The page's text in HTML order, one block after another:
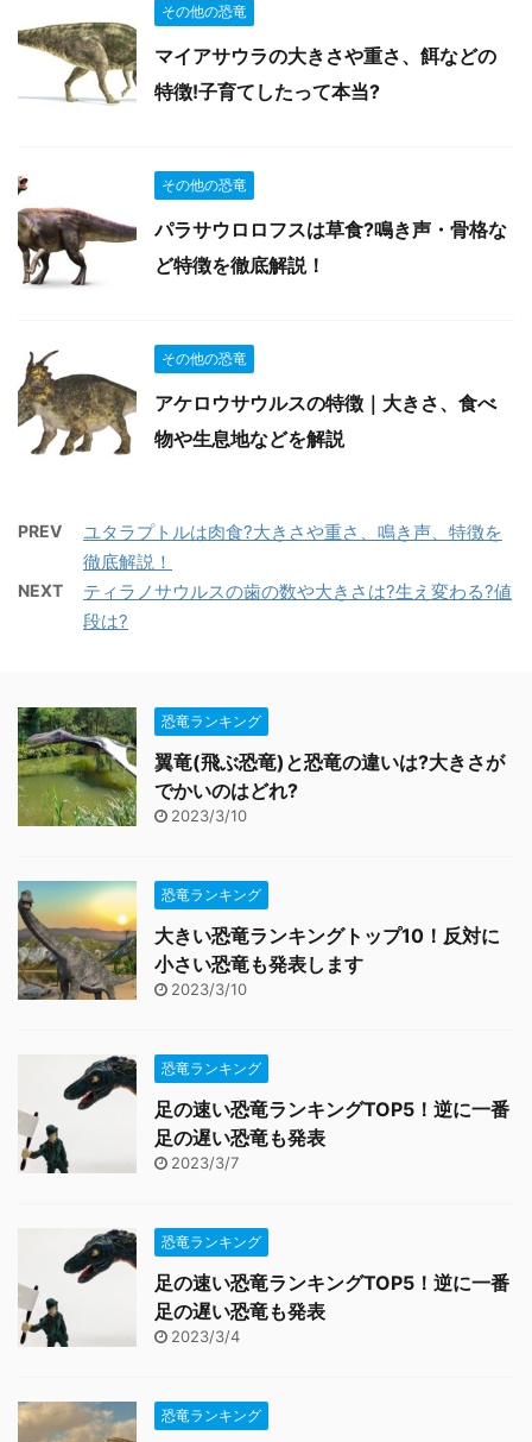
その他の恐竜
マイアサウラの大きさや重さ、餌などの
特徴!子育てしたって本当?
その他の恐竜
パラサウロロフスは草食?鳴き声・骨格な
ど特徴を徹底解説！
その他の恐竜
アケロウサウルスの特徴｜大きさ、食べ
物や生息地などを解説
PREV
ユタラプトルは肉食?大きさや重さ、鳴き声、特徴を
徹底解説！
NEXT
ティラノサウルスの歯の数や大きさは?生え変わる?値
段は?
恐竜ランキング
翼竜(飛ぶ恐竜)と恐竜の違いは?大きさが
でかいのはどれ?
2023/3/10
恐竜ランキング
大きい恐竜ランキングトップ10！反対に
小さい恐竜も発表します
2023/3/10
恐竜ランキング
足の速い恐竜ランキングTOP5！逆に一番
足の遅い恐竜も発表
2023/3/7
恐竜ランキング
足の速い恐竜ランキングTOP5！逆に一番
足の遅い恐竜も発表
2023/3/4
恐竜ランキング